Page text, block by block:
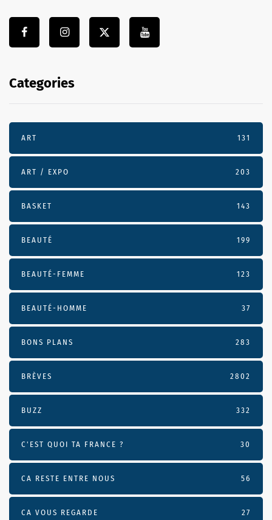
Categories
ART 131
ART / EXPO 203
BASKET 143
BEAUTÉ 199
BEAUTÉ-FEMME 123
BEAUTÉ-HOMME 37
BONS PLANS 283
BRÈVES 2802
BUZZ 332
C'EST QUOI TA FRANCE ? 30
CA RESTE ENTRE NOUS 56
CA VOUS REGARDE 27